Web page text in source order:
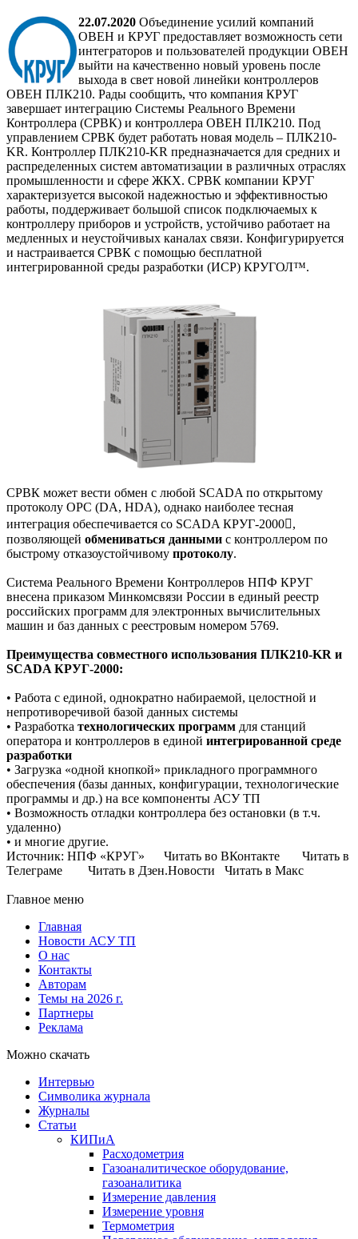
22.07.2020 Объединение усилий компаний
ОВЕН и КРУГ предоставляет возможность сети
интеграторов и пользователей продукции ОВЕН
выйти на качественно новый уровень после
выхода в свет новой линейки контроллеров
ОВЕН ПЛК210. Рады сообщить, что компания КРУГ
завершает интеграцию Системы Реального Времени
Контроллера (СРВК) и контроллера ОВЕН ПЛК210. Под
управлением СРВК будет работать новая модель – ПЛК210-
KR. Контроллер ПЛК210-KR предназначается для средних и
распределенных систем автоматизации в различных отраслях
промышленности и сфере ЖКХ. СРВК компании КРУГ
характеризуется высокой надежностью и эффективностью
работы, поддерживает большой список подключаемых к
контроллеру приборов и устройств, устойчиво работает на
медленных и неустойчивых каналах связи. Конфигурируется
и настраивается СРВК с помощью бесплатной
интегрированной среды разработки (ИСР) КРУГОЛ™.
СРВК может вести обмен с любой SCADA по открытому
протоколу ОРС (DA, HDA), однако наиболее тесная
интеграция обеспечивается со SCADA КРУГ-2000,
позволяющей обмениваться данными с контроллером по
быстрому отказоустойчивому протоколу.
Система Реального Времени Контроллеров НПФ КРУГ
внесена приказом Минкомсвязи России в единый реестр
российских программ для электронных вычислительных
машин и баз данных с реестровым номером 5769.
Преимущества совместного использования ПЛК210-KR и
SCADA КРУГ-2000:
• Работа с единой, однократно набираемой, целостной и
непротиворечивой базой данных системы
• Разработка технологических программ для станций
оператора и контроллеров в единой интегрированной среде
разработки
• Загрузка «одной кнопкой» прикладного программного
обеспечения (базы данных, конфигурации, технологические
программы и др.) на все компоненты АСУ ТП
• Возможность отладки контроллера без остановки (в т.ч.
удаленно)
• и многие другие.
Источник: НПФ «КРУГ» Читать во ВКонтакте Читать в
Телеграме Читать в Дзен.Новости Читать в Макс
Главное меню
Главная
Новости АСУ ТП
О нас
Контакты
Авторам
Темы на 2026 г.
Партнеры
Реклама
Можно скачать
Интервью
Символика журнала
Журналы
Статьи
КИПиА
Расходометрия
Газоаналитическое оборудование,
газоаналитика
Измерение давления
Измерение уровня
Термометрия